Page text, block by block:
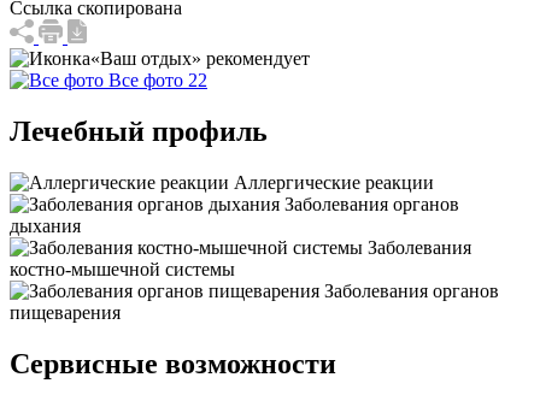
Ссылка скопирована
«Ваш отдых» рекомендует
Все фото 22
Лечебный профиль
Аллергические реакции
Заболевания органов
дыхания
Заболевания
костно-мышечной системы
Заболевания органов
пищеварения
Сервисные возможности